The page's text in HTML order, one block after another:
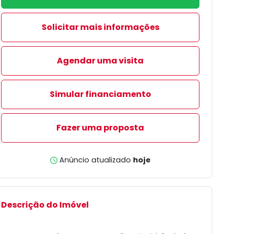
Solicitar mais informações
Agendar uma visita
Simular financiamento
Fazer uma proposta
Anúncio atualizado hoje
Descrição do Imóvel